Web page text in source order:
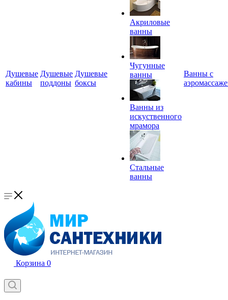
Душевые
кабины
Душевые
поддоны
Душевые
боксы
Акриловые
ванны
Чугунные
ванны
Ванны из
искуственного
мрамора
Стальные
ванны
Ванны с
Корзина 0